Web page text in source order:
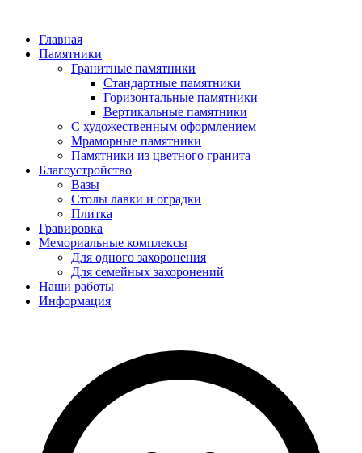
Главная
Памятники
Гранитные памятники
Стандартные памятники
Горизонтальные памятники
Вертикальные памятники
С художественным оформлением
Мраморные памятники
Памятники из цветного гранита
Благоустройство
Вазы
Столы лавки и оградки
Плитка
Гравировка
Мемориальные комплексы
Для одного захоронения
Для семейных захоронений
Наши работы
Информация